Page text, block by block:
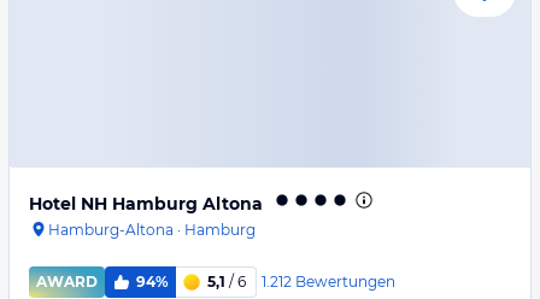
Hotel NH Hamburg Altona
Hamburg-Altona · Hamburg
AWARD 94% 5,1 / 6 1.212 Bewertungen